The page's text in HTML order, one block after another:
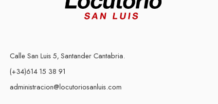
Calle San Luis 5, Santander Cantabria.
(+34)614 15 38 91
administracion@locutoriosanluis.com